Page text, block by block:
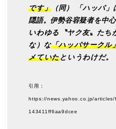
です」 （同） 「ハッパ
隠語。伊勢谷容疑者を中
いわゆる〝ヤク友〟たち
な）な「ハッパサークル
メていたというわけだ。
引用：
https://news.yahoo.co.jp/
143411ff6aa9dcee